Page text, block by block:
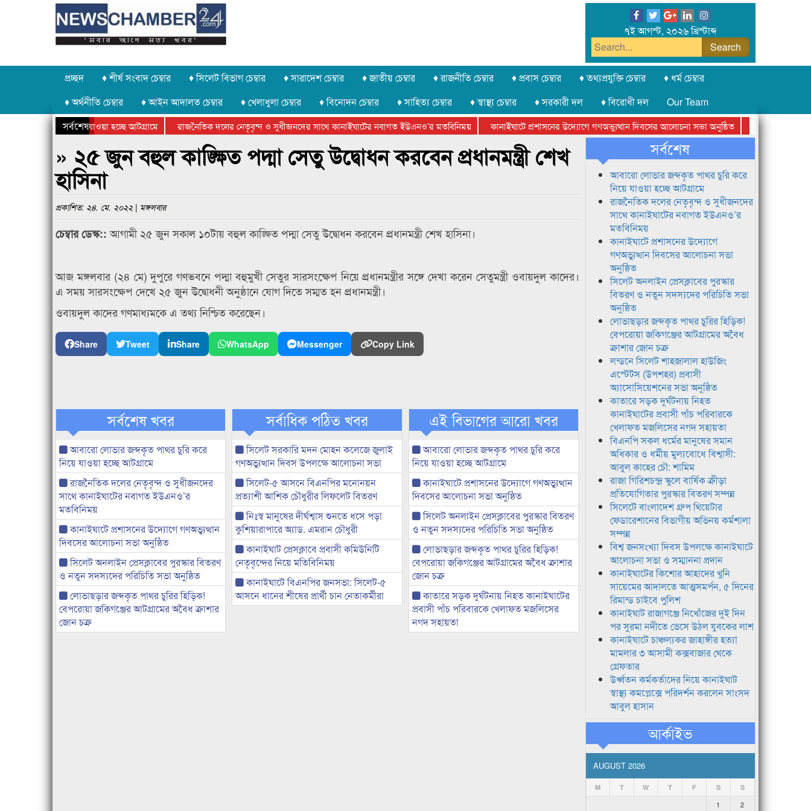
৭ই আগস্ট, ২০২৬ খ্রিস্টাব্দ
প্রচ্ছদ ♦ শীর্ষ সংবাদ চেম্বার ♦ সিলেট বিভাগ চেম্বার ♦ সারাদেশ চেম্বার ♦ জাতীয় চেম্বার ♦ রাজনীতি চেম্বার ♦ প্রবাস চেম্বার ♦ তথ্যপ্রযুক্তি চেম্বার
♦ ধর্ম চেম্বার
♦ অর্থনীতি চেম্বার
♦ আইন আদালত চেম্বার ♦ খেলাধুলা চেম্বার ♦ বিনোদন চেম্বার ♦ সাহিত্য চেম্বার ♦ স্বাস্থ্য চেম্বার ♦ সরকারী দল ♦ বিরোধী দল
Our Team
সর্বশেষ
চুরি করে নিয়ে যাওয়া হচ্ছে আটগ্রামে রাজনৈতিক দলের নেতৃবৃন্দ ও সুধীজনদের সাথে কানাইঘাটের নবাগত ইউএনও’র মতবিনিময় কানাইঘাটে প্রশাসনের উদ্যোগে গণঅভ্যুত্থান দিবসের আলোচনা সভা অনুষ্ঠিত
সিলেট অনলাইন
সিলেটে বাংলাদেশ গ্রুপ থিয়েটার ফেডারেশানের বিভাগীয় অভিনয় কর্মশালা সম্পন্ন
» ২৫ জুন বহুল কাঙ্ক্ষিত পদ্মা সেতু উদ্বোধন করবেন প্রধানমন্ত্রী শেখ
হাসিনা
প্রকাশিত: ২৪. মে. ২০২২ | মঙ্গলবার
চেম্বার ডেস্ক::আগামী ২৫ জুন সকাল ১০টায় বহুল কাঙ্ক্ষিত পদ্মা সেতু উদ্বোধন করবেন প্রধানমন্ত্রী শেখ হাসিনা।
আজ মঙ্গলবার (২৪ মে) দুপুরে গণভবনে পদ্মা বহুমুখী সেতুর সারসংক্ষেপ নিয়ে প্রধানমন্ত্রীর সঙ্গে দেখা করেন সেতুমন্ত্রী ওবায়দুল কাদের।
এ সময় সারসংক্ষেপ দেখে ২৫ জুন উদ্বোধনী অনুষ্ঠানে যোগ দিতে সম্মত হন প্রধানমন্ত্রী।
ওবায়দুল কাদের গণমাধ্যমকে এ তথ্য নিশ্চিত করেছেন।
Share Tweet Share WhatsApp Messenger Copy Link
সর্বশেষ খবর
আবারো লোভার জব্দকৃত পাথর চুরি করে
নিয়ে যাওয়া হচ্ছে আটগ্রামে
রাজনৈতিক দলের নেতৃবৃন্দ ও সুধীজনদের
সাথে কানাইঘাটের নবাগত ইউএনও’র
মতবিনিময়
কানাইঘাটে প্রশাসনের উদ্যোগে গণঅভ্যুত্থান
দিবসের আলোচনা সভা অনুষ্ঠিত
সিলেট অনলাইন প্রেসক্লাবের পুরস্কার বিতরণ
ও নতুন সদস্যদের পরিচিতি সভা অনুষ্ঠিত
লোভাছড়ার জব্দকৃত পাথর চুরির হিড়িক!
বেপরোয়া জকিগঞ্জের আটগ্রামের অবৈধ ক্রাশার
জোন চক্র
সর্বাধিক পঠিত খবর
সিলেট সরকারি মদন মোহন কলেজে জুলাই
গণঅভ্যুত্থান দিবস উপলক্ষে আলোচনা সভা
সিলেট-৫ আসনে বিএনপির মনোনয়ন
প্রত্যাশী আশিক চৌধুরীর লিফলেট বিতরণ
নিঃস্ব মানুষের দীর্ঘশ্বাস শুনতে ধসে পড়া
কুশিয়ারাপারে অ্যাড. এমরান চৌধুরী
কানাইঘাট প্রেসক্লাবে প্রবাসী কমিউনিটি
নেতৃবৃন্দের নিয়ে মতিবিনিময়
কানাইঘাটে বিএনপির জনসভা: সিলেট-৫
আসনে ধানের শীষের প্রার্থী চান নেতাকর্মীরা
এই বিভাগের আরো খবর
আবারো লোভার জব্দকৃত পাথর চুরি করে
নিয়ে যাওয়া হচ্ছে আটগ্রামে
কানাইঘাটে প্রশাসনের উদ্যোগে গণঅভ্যুত্থান
দিবসের আলোচনা সভা অনুষ্ঠিত
সিলেট অনলাইন প্রেসক্লাবের পুরস্কার বিতরণ
ও নতুন সদস্যদের পরিচিতি সভা অনুষ্ঠিত
লোভাছড়ার জব্দকৃত পাথর চুরির হিড়িক!
বেপরোয়া জকিগঞ্জের আটগ্রামের অবৈধ ক্রাশার
জোন চক্র
কাতারে সড়ক দুর্ঘটনায় নিহত কানাইঘাটের
প্রবাসী পাঁচ পরিবারকে খেলাফত মজলিসের
নগদ সহায়তা
সর্বশেষ
আবারো লোভার জব্দকৃত পাথর চুরি করে
নিয়ে যাওয়া হচ্ছে আটগ্রামে
রাজনৈতিক দলের নেতৃবৃন্দ ও সুধীজনদের
সাথে কানাইঘাটের নবাগত ইউএনও’র
মতবিনিময়
কানাইঘাটে প্রশাসনের উদ্যোগে
গণঅভ্যুত্থান দিবসের আলোচনা সভা
অনুষ্ঠিত
সিলেট অনলাইন প্রেসক্লাবের পুরস্কার
বিতরণ ও নতুন সদস্যদের পরিচিতি সভা
অনুষ্ঠিত
লোভাছড়ার জব্দকৃত পাথর চুরির হিড়িক!
বেপরোয়া জকিগঞ্জের আটগ্রামের অবৈধ
ক্রাশার জোন চক্র
লন্ডনে সিলেট শাহজালাল হাউজিং
এস্টেটস (উপশহর) প্রবাসী
অ্যাসোসিয়েশনের সভা অনুষ্ঠিত
কাতারে সড়ক দুর্ঘটনায় নিহত
কানাইঘাটের প্রবাসী পাঁচ পরিবারকে
খেলাফত মজলিসের নগদ সহায়তা
বিএনপি সকল ধর্মের মানুষের সমান
অধিকার ও ধর্মীয় মুল্যবোধে বিশ্বাসী:
আবুল কাহের চৌ: শামিম
রাজা গিরিশচন্দ্র স্কুলে বার্ষিক ক্রীড়া
প্রতিযোগিতার পুরস্কার বিতরণ সম্পন্ন
সিলেটে বাংলাদেশ গ্রুপ থিয়েটার
ফেডারেশানের বিভাগীয় অভিনয় কর্মশালা
সম্পন্ন
বিশ্ব জনসংখ্যা দিবস উপলক্ষে কানাইঘাটে
আলোচনা সভা ও সম্মাননা প্রদান
কানাইঘাটের কিশোর আহাদের খুনি
সায়েমের আদালতে আত্মসমর্পন, ৫ দিনের
রিমান্ড চাইবে পুলিশ
কানাইঘাট রাজাগঞ্জে নিখোঁজের দুই দিন
পর সুরমা নদীতে ভেসে উঠল যুবকের লাশ
কানাইঘাটে চাঞ্চল্যকর জাহাঙ্গীর হত্যা
মামলার ৩ আসামী কক্সবাজার থেকে
গ্রেফতার
উর্ধ্বতন কর্মকর্তাদের নিয়ে কানাইঘাট
স্বাস্থ্য কমপ্লেক্সে পরিদর্শন করলেন সাংসদ
আবুল হাসান
আর্কাইভ
AUGUST 2026
M T W T F S S
1
2